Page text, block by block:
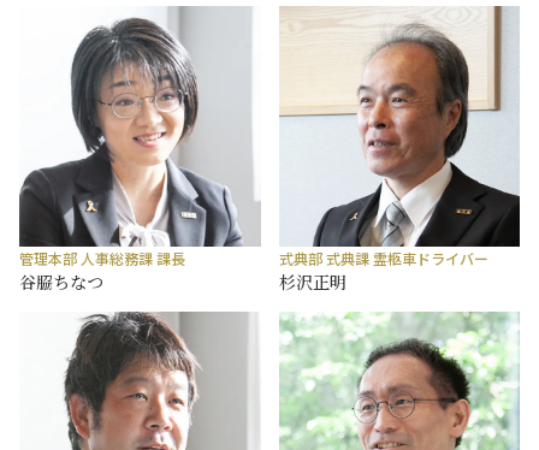
管理本部 人事総務課 課長
谷𦚰ちなつ
式典部 式典課 霊柩車ドライバー
杉沢正明